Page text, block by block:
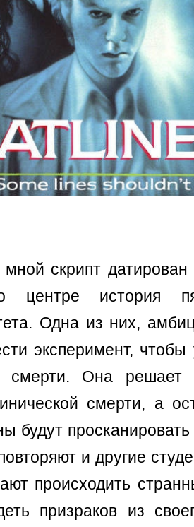
скрипт датирован
центре история
Одна из них,
эксперимент, чтобы
смерти. Она решает
смерти, а
будут просканировать
и другие
происходить
призраков из